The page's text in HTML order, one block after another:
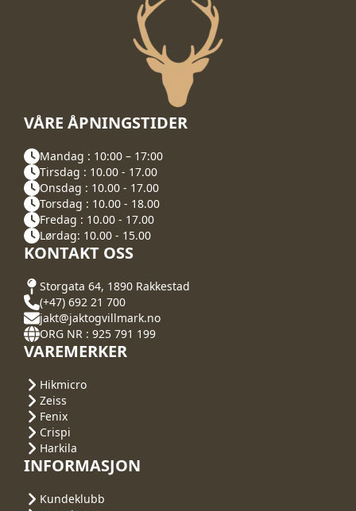
VÅRE ÅPNINGSTIDER
Mandag : 10:00 – 17:00
Tirsdag : 10.00 - 17.00
Onsdag : 10.00 - 17.00
Torsdag : 10.00 - 18.00
Fredag : 10.00 - 17.00
Lørdag: 10.00 - 15.00
KONTAKT OSS
Storgata 64, 1890 Rakkestad
(+47) 692 21 700
jakt@jaktogvillmark.no
ORG NR : 925 791 199
VAREMERKER
Hikmicro
Zeiss
Fenix
Crispi
Harkila
INFORMASJON
Kundeklubb